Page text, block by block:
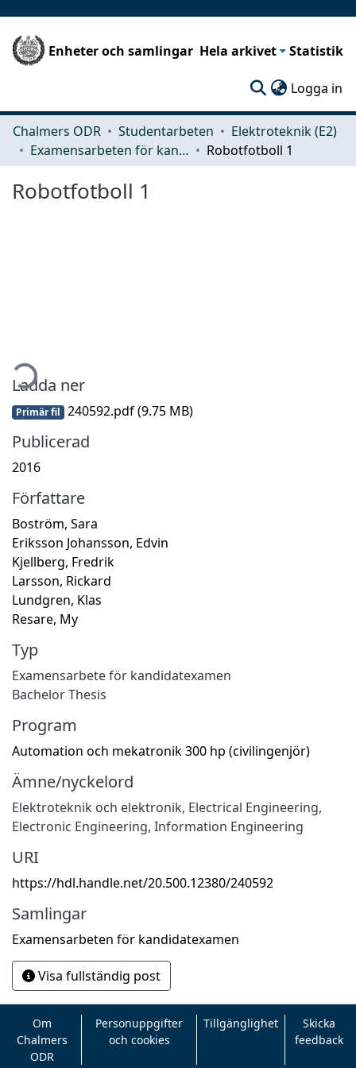
Enheter och samlingar Hela arkivet Statistik
Logga in
Chalmers ODR Studentarbeten
Elektroteknik (E2)
Examensarbeten för kandidatexamen
Robotfotboll 1
Robotfotboll 1
Ladda ner
Primär fil 240592.pdf(9.75 MB)
Publicerad
2016
Författare
Boström, Sara
Eriksson Johansson, Edvin
Kjellberg, Fredrik
Larsson, Rickard
Lundgren, Klas
Resare, My
Typ
Examensarbete för kandidatexamen
Bachelor Thesis
Program
Automation och mekatronik 300 hp (civilingenjör)
Ämne/nyckelord
Elektroteknik och elektronik, Electrical Engineering,
Electronic Engineering, Information Engineering
URI
https://hdl.handle.net/20.500.12380/240592
Samlingar
Examensarbeten för kandidatexamen
Visa fullständig post
Om
Chalmers
ODR
Personuppgifter
och cookies
Tillgänglighet
Skicka
feedback